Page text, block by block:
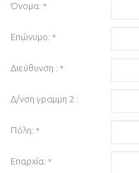
Όνομα: *
Επώνυμο: *
Διεύθυνση : *
Δ/νση γραμμη 2 :
Πόλη: *
Επαρχία: *